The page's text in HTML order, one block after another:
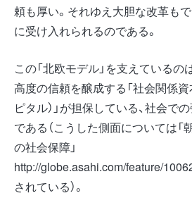
頼も厚い。それゆえ大胆な改革も
に受け入れられるのである。
この「北欧モデル」を支えているの
高度の信頼を醸成する「社会関係資
ピタル）」が担保している、社会で
である（こうした側面については
の社会保障」
http://globe.asahi.com/feature/
されている）。